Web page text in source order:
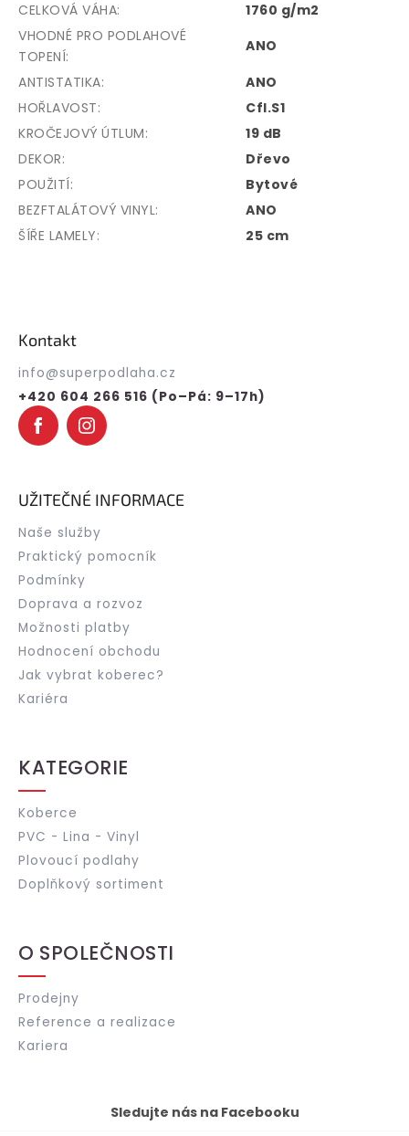
CELKOVÁ VÁHA:
1760 g/m2
VHODNÉ PRO PODLAHOVÉ
TOPENÍ:
ANO
ANTISTATIKA:
ANO
HOŘLAVOST:
Cfl.S1
KROČEJOVÝ ÚTLUM:
19 dB
DEKOR:
Dřevo
POUŽITÍ:
Bytové
BEZFTALÁTOVÝ VINYL:
ANO
ŠÍŘE LAMELY: 25 cm
Kontakt
info@superpodlaha.cz
+420 604 266 516 (Po–Pá: 9–17h)
UŽITEČNÉ INFORMACE
Naše služby
Praktický pomocník
Podmínky
Doprava a rozvoz
Možnosti platby
Hodnocení obchodu
Jak vybrat koberec?
Kariéra
KATEGORIE
Koberce
PVC - Lina - Vinyl
Plovoucí podlahy
Doplňkový sortiment
O SPOLEČNOSTI
Prodejny
Reference a realizace
Kariera
Sledujte nás na Facebooku